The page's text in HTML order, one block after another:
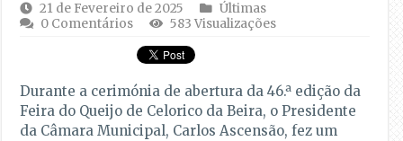
21 de Fevereiro de 2025
Últimas
0 Comentários
583 Visualizações
Durante a cerimónia de abertura da 46.ª edição da
Feira do Queijo de Celorico da Beira, o Presidente
da Câmara Municipal, Carlos Ascensão, fez um